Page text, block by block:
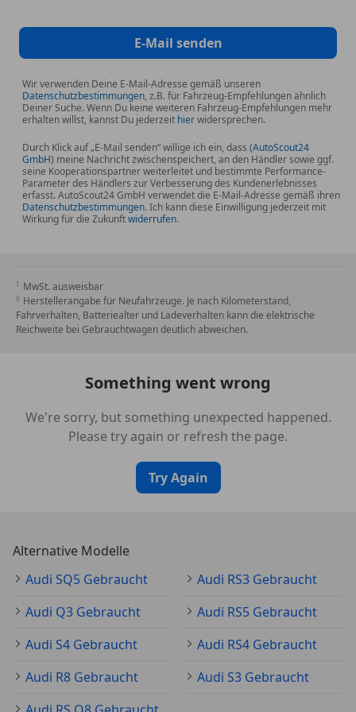
Kombiinstrument digital (virtual cockpit plus)
Komfort-Klimaautomatik 2-Zonen
Kontur / Ambientebeleuchtungs-Paket (plus)
Matrix-LED-Scheinwerfer
Metallic-Lackierung
Mittelarmlehne vorn mit Fach
MMI Touch
Optik-Paket schwarz Audi Ringe und Schriftzug
Panorama-Ausstelldach elektrisch
Schließ-/Startsystem Advanced Key
Sitzheizung vorn
Sound-System Bang & Olufsen
Steckdose (12V-Anschluß) im Fond (Mittelkonsole)
Airbag Fahrer-/Beifahrerseite
Antriebs-Schlupfregelung (ASR)
Antriebsart: Allradantrieb
Audi connect (Notruf- und Assistance-System)
Blinkleuchten LED in Außenspiegel integriert
Bluetooth-Schnittstelle (Mobiltelefon) inkl.
Bremsanlage mit Rekuperationssystem
Dachhimmel Stoff, schwarz
Dachreling (Aluminium)
E-Mail senden
Wir verwenden Deine E-Mail-Adresse gemäß unseren
Datenschutzbestimmungen, z.B. für Fahrzeug-Empfehlungen ähnlich
Deiner Suche. Wenn Du keine weiteren Fahrzeug-Empfehlungen mehr
erhalten willst, kannst Du jederzeit hierwidersprechen.
Durch Klick auf „E-Mail senden“ willige ich ein, dass (AutoScout24
GmbH) meine Nachricht zwischenspeichert, an den Händler sowie ggf.
seine Kooperationspartner weiterleitet und bestimmte Performance-
Parameter des Händlers zur Verbesserung des Kundenerlebnisses
erfasst. AutoScout24 GmbH verwendet die E-Mail-Adresse gemäß ihren
Datenschutzbestimmungen. Ich kann diese Einwilligung jederzeit mit
Wirkung für die Zukunftwiderrufen.
MwSt. ausweisbar
Herstellerangabe für Neufahrzeuge. Je nach Kilometerstand,
Fahrverhalten, Batteriealter und Ladeverhalten kann die elektrische
Reichweite bei Gebrauchtwagen deutlich abweichen.
Something went wrong
We're sorry, but something unexpected happened.
Please try again or refresh the page.
Try Again
Alternative Modelle
Audi SQ5 Gebraucht
Audi RS3 Gebraucht
Audi Q3 Gebraucht
Audi RS5 Gebraucht
Audi S4 Gebraucht
Audi RS4 Gebraucht
Audi R8 Gebraucht
Audi S3 Gebraucht